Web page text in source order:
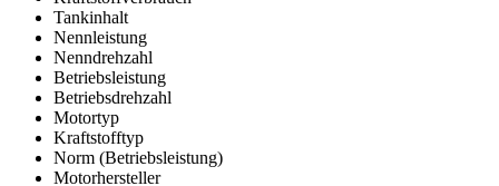
Tankinhalt
Nennleistung
Nenndrehzahl
Betriebsleistung
Betriebsdrehzahl
Motortyp
Kraftstofftyp
Norm (Betriebsleistung)
Motorhersteller